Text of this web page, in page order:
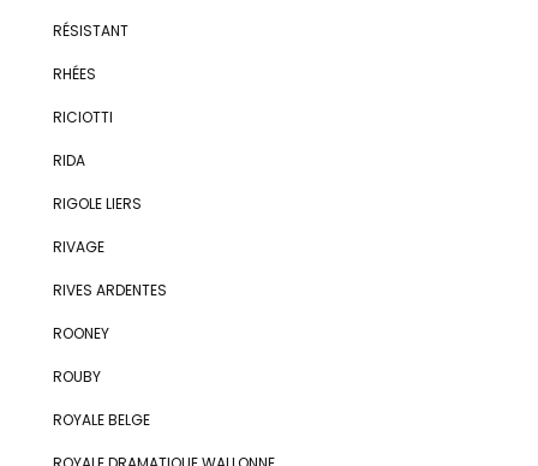
RÉSISTANT
RHÉES
RICIOTTI
RIDA
RIGOLE LIERS
RIVAGE
RIVES ARDENTES
ROONEY
ROUBY
ROYALE BELGE